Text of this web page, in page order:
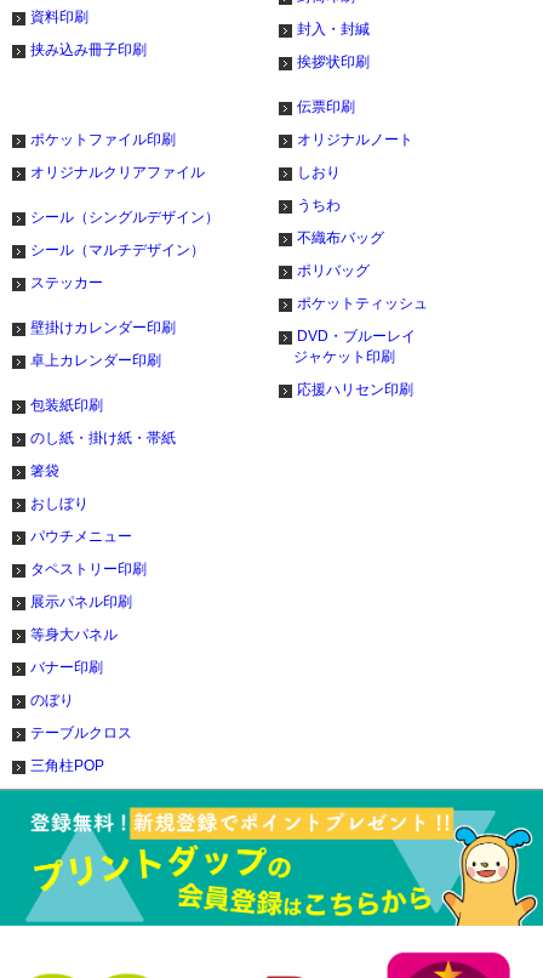
資料印刷
挟み込み冊子印刷
封入・封緘
挨拶状印刷
伝票印刷
ポケットファイル印刷
オリジナルクリアファイル
シール（シングルデザイン）
シール（マルチデザイン）
ステッカー
壁掛けカレンダー印刷
卓上カレンダー印刷
包装紙印刷
のし紙・掛け紙・帯紙
箸袋
おしぼり
パウチメニュー
オリジナルノート
しおり
うちわ
不織布バッグ
ポリバッグ
ポケットティッシュ
DVD・ブルーレイ
ジャケット印刷
応援ハリセン印刷
タペストリー印刷
展示パネル印刷
等身大パネル
バナー印刷
のぼり
テーブルクロス
三角柱POP